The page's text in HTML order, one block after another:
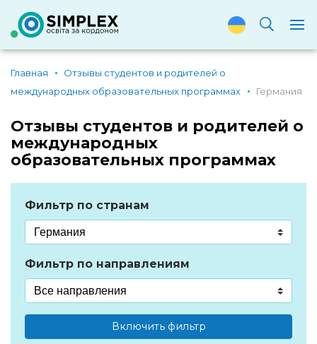
Главная
Отзывы студентов и родителей о
международных образовательных программах
Германия
Отзывы студентов и родителей о
международных
образовательных программах
Фильтр по странам
Фильтр по направлениям
Включить фильтр